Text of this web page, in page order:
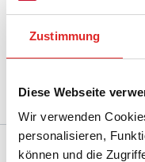
Zustimmung
Diese Webseite
Wir verwenden
personalisieren,
können und die
Service